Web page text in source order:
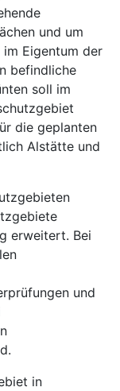
und um
Eigentum der
befindliche
soll im
die geplanten
Alstätte und
erweitert. Bei
und
in